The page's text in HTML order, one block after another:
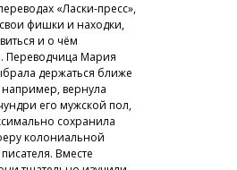
«Ласки-пресс»,
свои фишки и находки,
и о чём
Переводчица Мария
держаться ближе
вернула
его мужской пол,
сохранила
колониальной
Вместе